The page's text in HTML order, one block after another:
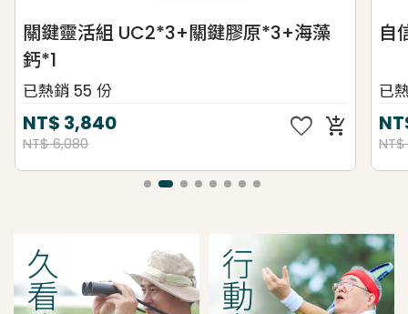
關鍵靈活組 UC2*3+關鍵膠原*3+海藻
鈣*1
已熱銷 55 份
NT$ 3,840
NT$ 6,080
favorite add_shopping_cart
自
已